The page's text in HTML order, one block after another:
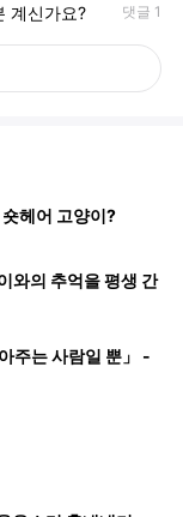
계신가요? 댓글 1
헤어 고양이?
와의 추억을 평생 간
주는 사람일 뿐」 -